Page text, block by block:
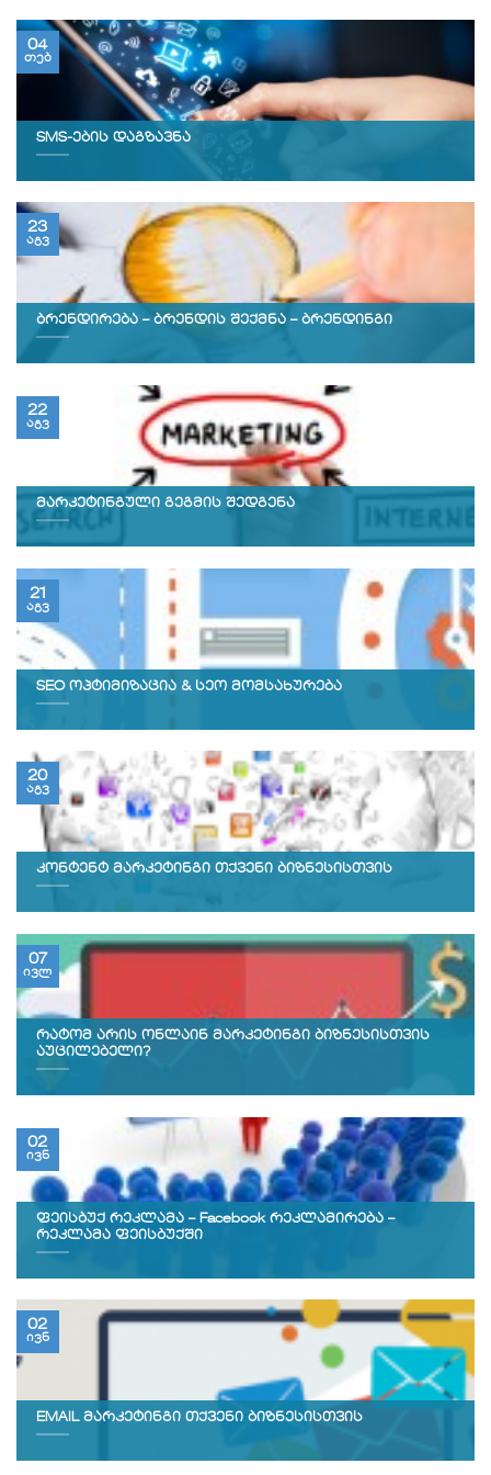
SMS-ების დაგზავნა
04
თებ
ბრენდირება – ბრენდის შექმნა – ბრენდინგი
23
აგვ
მარკეტინგული გეგმის შედგენა
22
აგვ
SEO ოპტიმიზაცია & სეო მომსახურება
21
აგვ
კონტენტ მარკეტინგი თქვენი ბიზნესისთვის
20
აგვ
რატომ არის ონლაინ მარკეტინგი ბიზნესისთვის
აუცილებელი?
07
ივლ
ფეისბუქ რეკლამა – Facebook რეკლამირება –
რეკლამა ფეისბუქში
02
ივნ
EMAIL მარკეტინგი თქვენი ბიზნესისთვის
02
ივნ